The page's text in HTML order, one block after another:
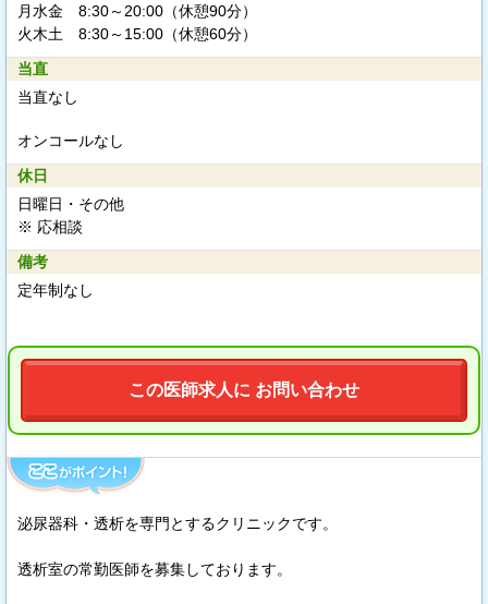
月水金 8:30～20:00（休憩90分）
火木土 8:30～15:00（休憩60分）
当直
当直なし
オンコールなし
休日
日曜日・その他
※ 応相談
備考
定年制なし
この医師求人に お問い合わせ
泌尿器科・透析を専門とするクリニックです。
透析室の常勤医師を募集しております。